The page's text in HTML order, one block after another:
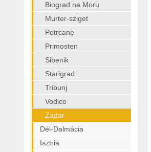
Biograd na Moru
Murter-sziget
Petrcane
Primosten
Sibenik
Starigrad
Tribunj
Vodice
Zadar
Dél-Dalmácia
Isztria